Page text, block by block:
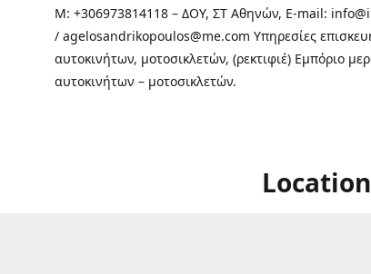
M: +306973814118 – ΔΟΥ, ΣΤ Αθηνών, E-mail:
/ agelosandrikopoulos@me.com Υπηρεσίες
αυτοκινήτων, μοτοσικλετών, (ρεκτιφιέ) Εμπόριο
αυτοκινήτων – μοτοσικλετών.
Location